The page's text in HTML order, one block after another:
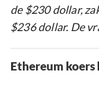
de $230 dollar,
$236 dollar. De
Ethereum koers